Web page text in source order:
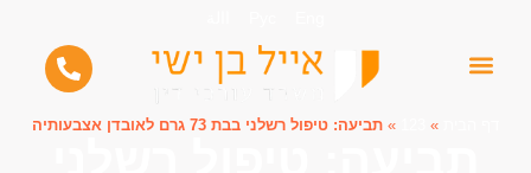
»
» תביעה: טיפול רשלני בבת 73 גרם לאובדן אצבעותיה